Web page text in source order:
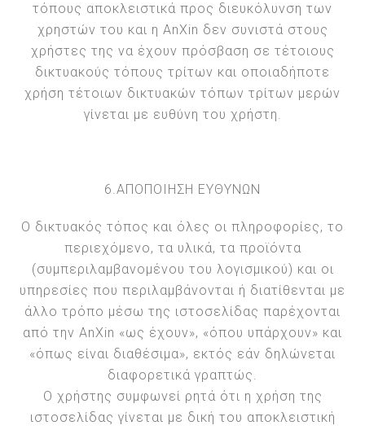
τόπους αποκλειστικά προς διευκόλυνση των
χρηστών του και η AnXin δεν συνιστά στους
χρήστες της να έχουν πρόσβαση σε τέτοιους
δικτυακούς τόπους τρίτων και οποιαδήποτε
χρήση τέτοιων δικτυακών τόπων τρίτων μερών
γίνεται με ευθύνη του χρήστη.
6.ΑΠΟΠΟΙΗΣΗ ΕΥΘΥΝΩΝ
Ο δικτυακός τόπος και όλες οι πληροφορίες, το
περιεχόμενο, τα υλικά, τα προϊόντα
(συμπεριλαμβανομένου του λογισμικού) και οι
υπηρεσίες που περιλαμβάνονται ή διατίθενται με
άλλο τρόπο μέσω της ιστοσελίδας παρέχονται
από την AnXin «ως έχουν», «όπου υπάρχουν» και
«όπως είναι διαθέσιμα», εκτός εάν δηλώνεται
διαφορετικά γραπτώς.
Ο χρήστης συμφωνεί ρητά ότι η χρήση της
ιστοσελίδας γίνεται με δική του αποκλειστική